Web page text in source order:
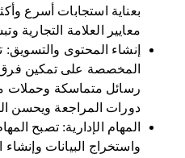
بعناية استجابات أسرع
معايير العلامة التجارية
إنشاء المحتوى والتسويق:
المخصصة على تمكين فرق
رسائل متماسكة وحملات
دورات المراجعة ويحسن
المهام الإدارية: تصبح
واستخراج البيانات وإنشاء